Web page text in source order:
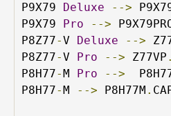
P9X79
Deluxe -->
P9X79
Pro -->
P8Z77-V Deluxe -->
P8Z77-V Pro --> Z77VP .
P8H77- M Pro -->
P8H77- M --> P8H77M .